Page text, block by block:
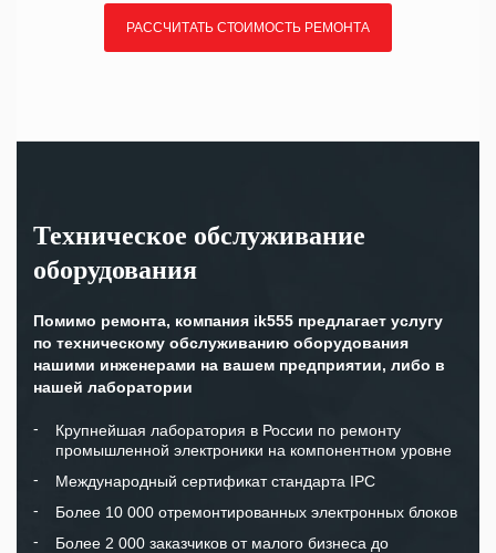
РАССЧИТАТЬ СТОИМОСТЬ РЕМОНТА
Техническое обслуживание
оборудования
Помимо ремонта, компания ik555 предлагает услугу
по техническому обслуживанию оборудования
нашими инженерами на вашем предприятии, либо в
нашей лаборатории
Крупнейшая лаборатория в России по ремонту
промышленной электроники на компонентном уровне
Международный сертификат стандарта IPC
Более 10 000 отремонтированных электронных блоков
Более 2 000 заказчиков от малого бизнеса до